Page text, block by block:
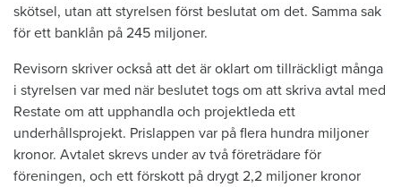
skötsel, utan att styrelsen först beslutat om det. Samma sak
för ett banklån på 245 miljoner.
Revisorn skriver också att det är oklart om tillräckligt många
i styrelsen var med när beslutet togs om att skriva avtal med
Restate om att upphandla och projektleda ett
underhållsprojekt. Prislappen var på flera hundra miljoner
kronor. Avtalet skrevs under av två företrädare för
föreningen, och ett förskott på drygt 2,2 miljoner kronor